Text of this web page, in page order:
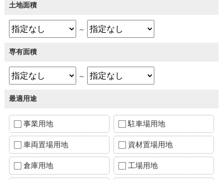
土地面積
～
専有面積
～
最適用途
事業用地 駐車場用地
車両置場用地 資材置場用地
倉庫用地 工場用地